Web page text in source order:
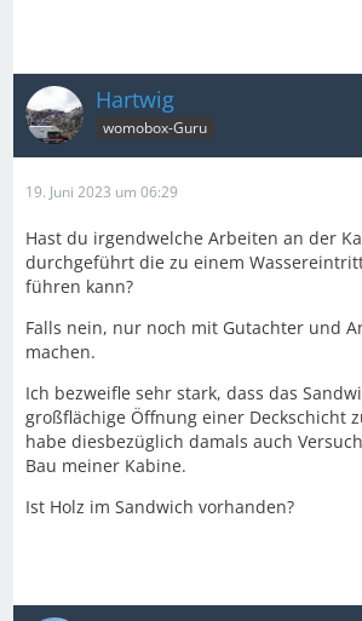
Hartwig
womobox-Guru
19. Juni 2023 um 06:29
Hast du irgendwelche Arbeiten an der
durchgeführt die zu einem
führen kann?
Falls nein, nur noch mit Gutachter und
machen.
Ich bezweifle sehr stark, dass das
großflächige Öffnung einer Deckschicht
habe diesbezüglich damals auch
Bau meiner Kabine.
Ist Holz im Sandwich vorhanden?